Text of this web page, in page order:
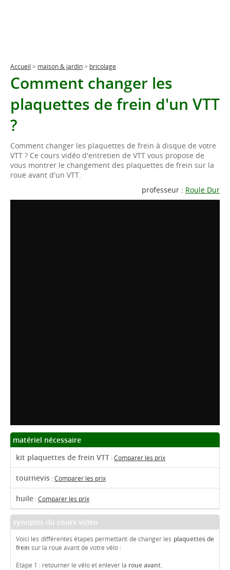
Accueil > maison & jardin> bricolage
Comment changer les
plaquettes de frein d'un VTT
?
Comment changer les plaquettes de frein à disque de votre
VTT ? Ce cours vidéo d'entretien de VTT vous propose de
vous montrer le changement des plaquettes de frein sur la
roue avant d'un VTT.
professeur : Roule Dur
matériel nécessaire
kit plaquettes de frein VTT :Comparer les prix
tournevis :Comparer les prix
huile :Comparer les prix
synopsis du cours video
Voici les différentes étapes permettant de changer les plaquettes de
frein sur la roue avant de votre vélo :
Etape 1 : retourner le vélo et enlever la roue avant.